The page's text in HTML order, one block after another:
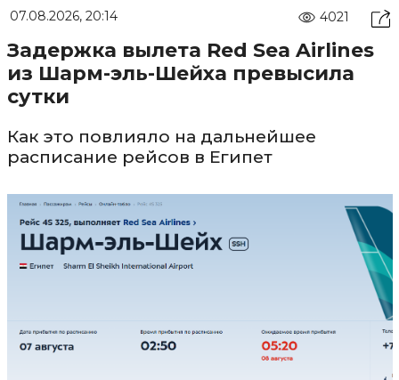
07.08.2026, 20:14 4021
Задержка вылета Red Sea Airlines
из Шарм-эль-Шейха превысила
сутки
Как это повлияло на дальнейшее
расписание рейсов в Египет